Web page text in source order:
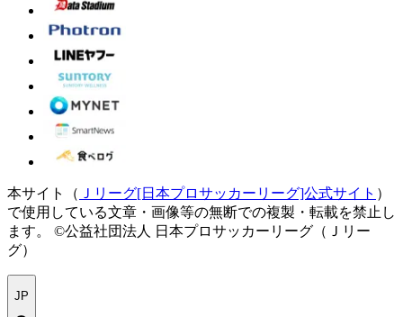
本サイト（ Ｊリーグ[日本プロサッカーリーグ]公式サイト ）
で使用している文章・画像等の無断での複製・転載を禁止し
ます。
©公益社団法人 日本プロサッカーリーグ（Ｊリー
グ）
JP